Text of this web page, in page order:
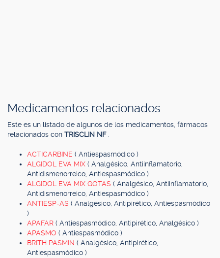
Medicamentos relacionados
Este es un listado de algunos de los medicamentos, fármacos
relacionados con TRISCLIN NF
ACTICARBINE ( Antiespasmódico )
ALGIDOL EVA MIX ( Analgésico, Antiinflamatorio,
Antidismenorreico, Antiespasmódico )
ALGIDOL EVA MIX GOTAS ( Analgésico, Antiinflamatorio,
Antidismenorreico, Antiespasmódico )
ANTIESP-AS ( Analgésico, Antipirético, Antiespasmódico
)
APAFAR ( Antiespasmódico, Antipirético, Analgésico )
APASMO ( Antiespasmódico )
BRITH PASMIN ( Analgésico, Antipirético,
Antiespasmódico )